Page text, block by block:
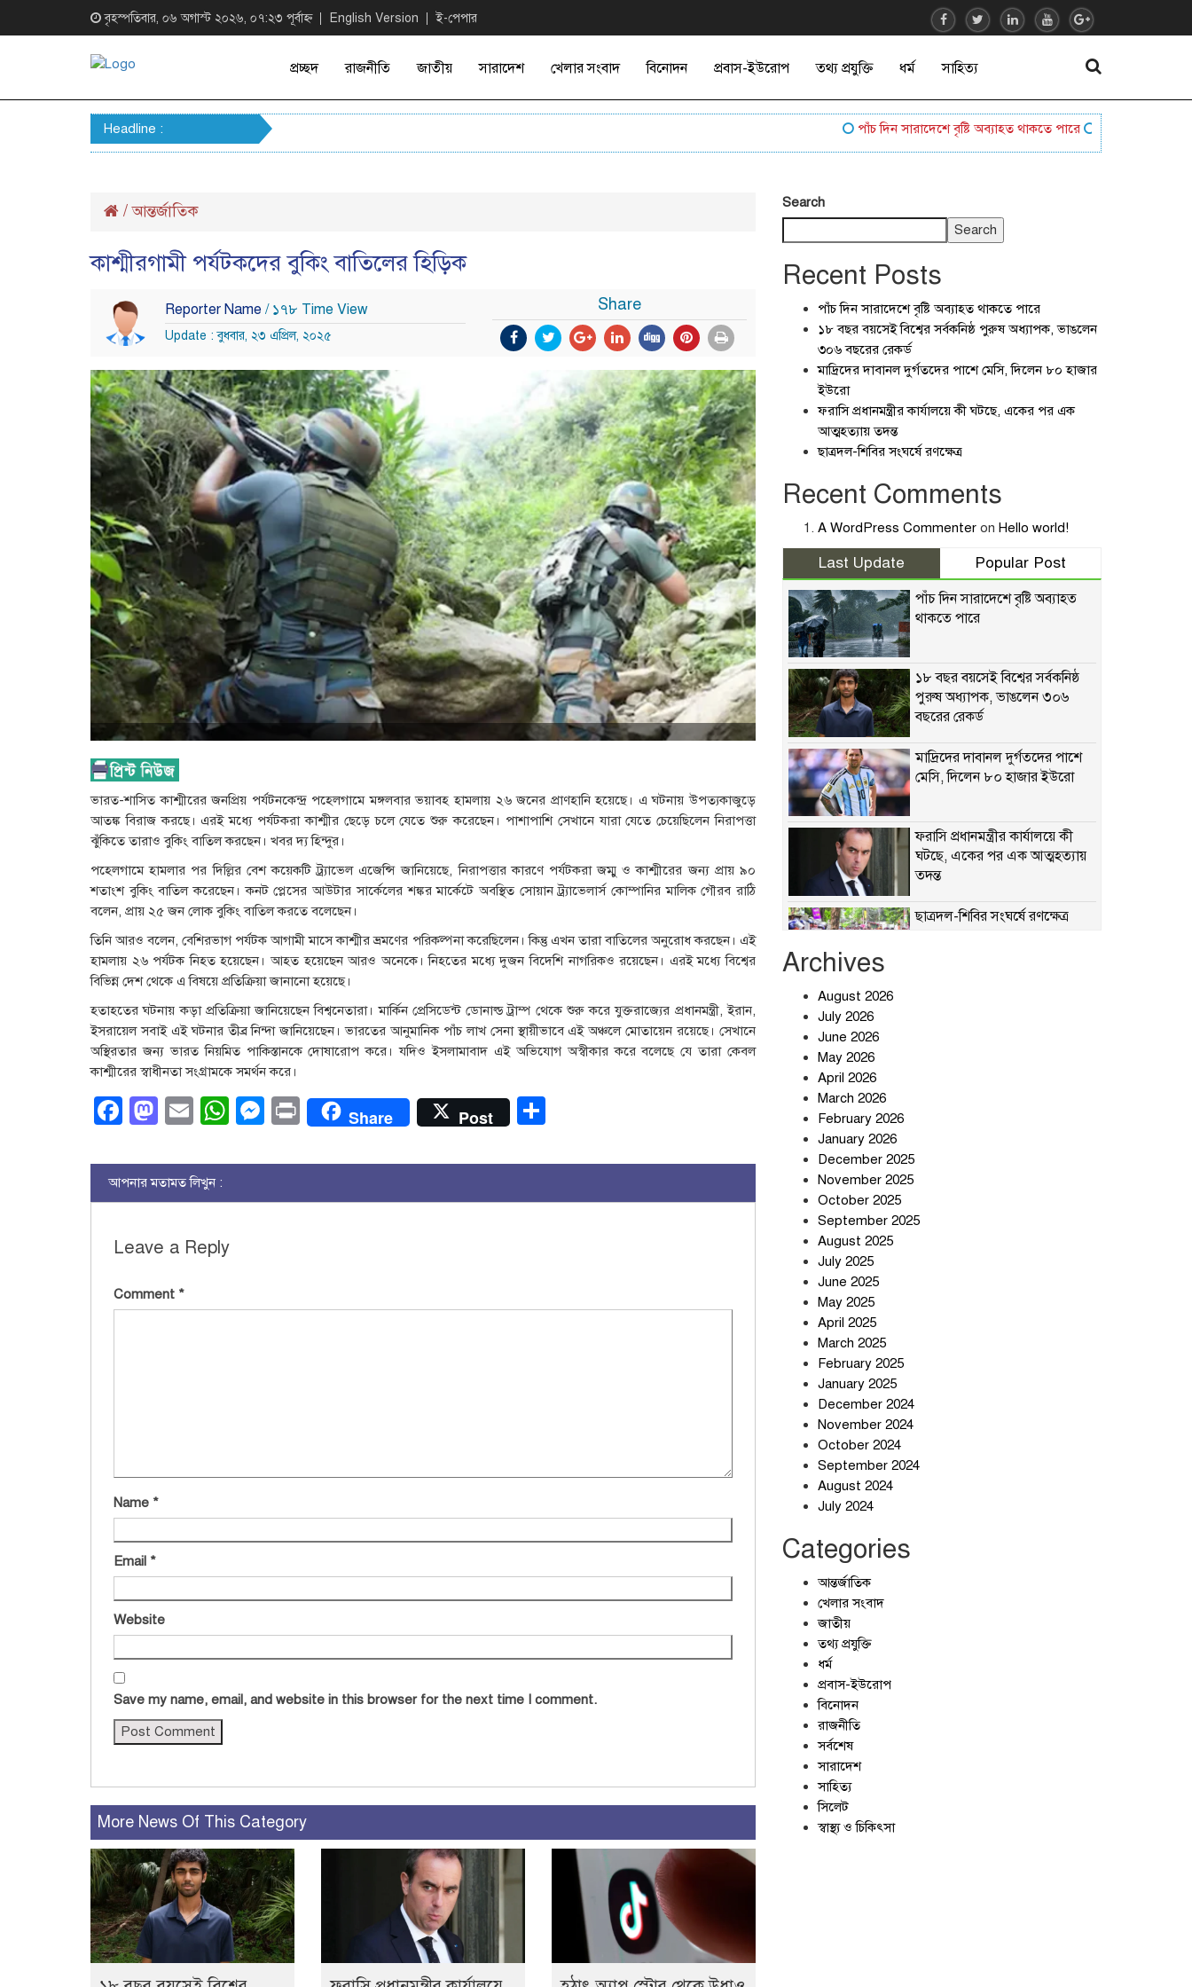
বৃহস্পতিবার, ০৬ অগাস্ট ২০২৬, ০৭:২৩ পূর্বাহ্ন English Version ই-পেপার
প্রচ্ছদ রাজনীতি জাতীয় সারাদেশ খেলার সংবাদ বিনোদন প্রবাস-ইউরোপ তথ্য প্রযুক্তি ধর্ম সাহিত্য
Headline : পাঁচ দিন সারাদেশে বৃষ্টি অব্যাহত থাকতে পারে ১৮ বছর বয়সেই
/আন্তর্জাতিক
কাশ্মীরগামী পর্যটকদের বুকিং বাতিলের হিড়িক
Reporter Name / ১৭৮ Time View
Update : বুধবার, ২৩ এপ্রিল, ২০২৫
Share
ভারত-শাসিত কাশ্মীরের জনপ্রিয় পর্যটনকেন্দ্র পহেলগামে মঙ্গলবার ভয়াবহ হামলায় ২৬ জনের প্রাণহানি হয়েছে। এ ঘটনায় উপত্যকাজুড়ে
আতঙ্ক বিরাজ করছে। এরই মধ্যে পর্যটকরা কাশ্মীর ছেড়ে চলে যেতে শুরু করেছেন। পাশাপাশি সেখানে যারা যেতে চেয়েছিলেন নিরাপত্তা
ঝুঁকিতে তারাও বুকিং বাতিল করছেন। খবর দ্য হিন্দুর।
পহেলগামে হামলার পর দিল্লির বেশ কয়েকটি ট্র্যাভেল এজেন্সি জানিয়েছে, নিরাপত্তার কারণে পর্যটকরা জম্মু ও কাশ্মীরের জন্য প্রায় ৯০
শতাংশ বুকিং বাতিল করেছেন। কনট প্লেসের আউটার সার্কেলের শঙ্কর মার্কেটে অবস্থিত সোয়ান ট্র্যাভেলার্স কোম্পানির মালিক গৌরব রাঠি
বলেন, প্রায় ২৫ জন লোক বুকিং বাতিল করতে বলেছেন।
তিনি আরও বলেন, বেশিরভাগ পর্যটক আগামী মাসে কাশ্মীর ভ্রমণের পরিকল্পনা করেছিলেন। কিন্তু এখন তারা বাতিলের অনুরোধ করছেন। এই
হামলায় ২৬ পর্যটক নিহত হয়েছেন। আহত হয়েছেন আরও অনেকে। নিহতের মধ্যে দুজন বিদেশি নাগরিকও রয়েছেন। এরই মধ্যে বিশ্বের
বিভিন্ন দেশ থেকে এ বিষয়ে প্রতিক্রিয়া জানানো হয়েছে।
হতাহতের ঘটনায় কড়া প্রতিক্রিয়া জানিয়েছেন বিশ্বনেতারা। মার্কিন প্রেসিডেন্ট ডোনাল্ড ট্রাম্প থেকে শুরু করে যুক্তরাজ্যের প্রধানমন্ত্রী, ইরান,
ইসরায়েল সবাই এই ঘটনার তীব্র নিন্দা জানিয়েছেন। ভারতের আনুমানিক পাঁচ লাখ সেনা স্থায়ীভাবে এই অঞ্চলে মোতায়েন রয়েছে। সেখানে
অস্থিরতার জন্য ভারত নিয়মিত পাকিস্তানকে দোষারোপ করে। যদিও ইসলামাবাদ এই অভিযোগ অস্বীকার করে বলেছে যে তারা কেবল
কাশ্মীরের স্বাধীনতা সংগ্রামকে সমর্থন করে।
Facebook
Mastodon
EmailWhatsApp
Messenger
PrintShare Post
আপনার মতামত লিখুন :
Leave a Reply
Comment *
Name *
Email *
Website
Save my name, email, and website in this browser for the next time I comment.
More News Of This Category
Search
Search
Recent Posts
পাঁচ দিন সারাদেশে বৃষ্টি অব্যাহত থাকতে পারে
১৮ বছর বয়সেই বিশ্বের সর্বকনিষ্ঠ পুরুষ অধ্যাপক, ভাঙলেন
৩০৬ বছরের রেকর্ড
মাদ্রিদের দাবানল দুর্গতদের পাশে মেসি, দিলেন ৮০ হাজার
ইউরো
ফরাসি প্রধানমন্ত্রীর কার্যালয়ে কী ঘটছে, একের পর এক
আত্মহত্যায় তদন্ত
ছাত্রদল-শিবির সংঘর্ষে রণক্ষেত্র
Recent Comments
A WordPress Commenter on Hello world!
Last Update Popular Post
পাঁচ দিন সারাদেশে বৃষ্টি অব্যাহত
থাকতে পারে
১৮ বছর বয়সেই বিশ্বের সর্বকনিষ্ঠ
পুরুষ অধ্যাপক, ভাঙলেন ৩০৬
বছরের রেকর্ড
মাদ্রিদের দাবানল দুর্গতদের পাশে
মেসি, দিলেন ৮০ হাজার ইউরো
ফরাসি প্রধানমন্ত্রীর কার্যালয়ে কী
ঘটছে, একের পর এক আত্মহত্যায়
তদন্ত
ছাত্রদল-শিবির সংঘর্ষে রণক্ষেত্র
কয়ছর এম আহমেদের সঙ্গে
Archives
August 2026
July 2026
June 2026
May 2026
April 2026
March 2026
February 2026
January 2026
December 2025
November 2025
October 2025
September 2025
August 2025
July 2025
June 2025
May 2025
April 2025
March 2025
February 2025
January 2025
December 2024
November 2024
October 2024
September 2024
August 2024
July 2024
Categories
আন্তর্জাতিক
খেলার সংবাদ
জাতীয়
তথ্য প্রযুক্তি
ধর্ম
প্রবাস-ইউরোপ
বিনোদন
রাজনীতি
সর্বশেষ
সারাদেশ
সাহিত্য
সিলেট
স্বাস্থ্য ও চিকিৎসা